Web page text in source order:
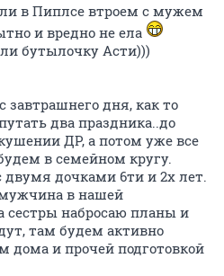
в Пиплсе втроем с мужем
и вредно не ела
бутылочку Асти)))
завтрашнего дня, как то
два праздника..до
ДР, а потом уже все
в семейном кругу.
двумя дочками 6ти и 2х лет.
в нашей
сестры набросаю планы и
там будем активно
дома и прочей подготовкой